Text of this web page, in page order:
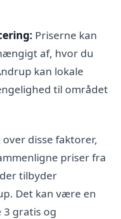
Priserne kan
af, hvor du
kan lokale
til området
disse faktorer,
priser fra
tilbyder
Det kan være en
gratis og